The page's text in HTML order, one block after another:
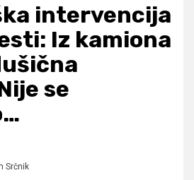
intervencija
Iz kamiona
se
Srčnik